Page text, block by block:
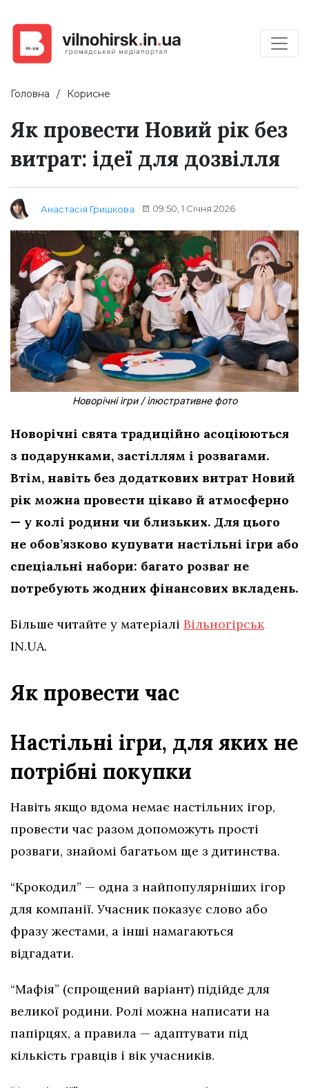
Головна Корисне
Як провести Новий рік без
витрат: ідеї для дозвілля
Анастасія Гришкова 09:50, 1 Січня 2026
Новорічні ігри / ілюстративне фото
Новорічні свята традиційно асоціюються
з подарунками, застіллям і розвагами.
Втім, навіть без додаткових витрат Новий
рік можна провести цікаво й атмосферно
— у колі родини чи близьких. Для цього
не обов’язково купувати настільні ігри або
спеціальні набори: багато розваг не
потребують жодних фінансових вкладень.
Більше читайте у матеріалі Вільногірськ
IN.UA.
Як провести час
Настільні ігри, для яких не
потрібні покупки
Навіть якщо вдома немає настільних ігор,
провести час разом допоможуть прості
розваги, знайомі багатьом ще з дитинства.
“Крокодил” — одна з найпопулярніших ігор
для компанії. Учасник показує слово або
фразу жестами, а інші намагаються
відгадати.
“Мафія” (спрощений варіант) підійде для
великої родини. Ролі можна написати на
папірцях, а правила — адаптувати під
кількість гравців і вік учасників.